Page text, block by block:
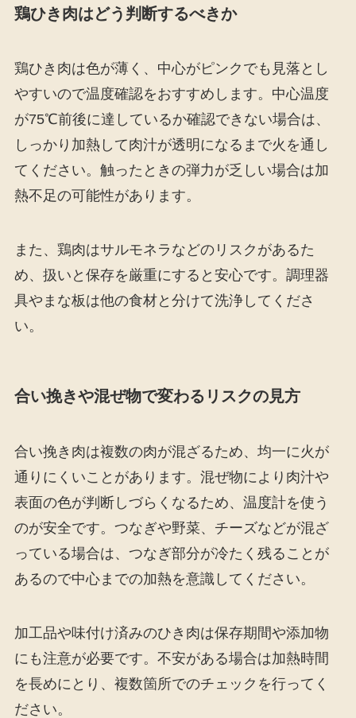
鶏ひき肉はどう判断するべきか
鶏ひき肉は色が薄く、中心がピンクでも見落とし
やすいので温度確認をおすすめします。中心温度
が75℃前後に達しているか確認できない場合は、
しっかり加熱して肉汁が透明になるまで火を通し
てください。触ったときの弾力が乏しい場合は加
熱不足の可能性があります。
また、鶏肉はサルモネラなどのリスクがあるた
め、扱いと保存を厳重にすると安心です。調理器
具やまな板は他の食材と分けて洗浄してくださ
い。
合い挽きや混ぜ物で変わるリスクの見方
合い挽き肉は複数の肉が混ざるため、均一に火が
通りにくいことがあります。混ぜ物により肉汁や
表面の色が判断しづらくなるため、温度計を使う
のが安全です。つなぎや野菜、チーズなどが混ざ
っている場合は、つなぎ部分が冷たく残ることが
あるので中心までの加熱を意識してください。
加工品や味付け済みのひき肉は保存期間や添加物
にも注意が必要です。不安がある場合は加熱時間
を長めにとり、複数箇所でのチェックを行ってく
ださい。